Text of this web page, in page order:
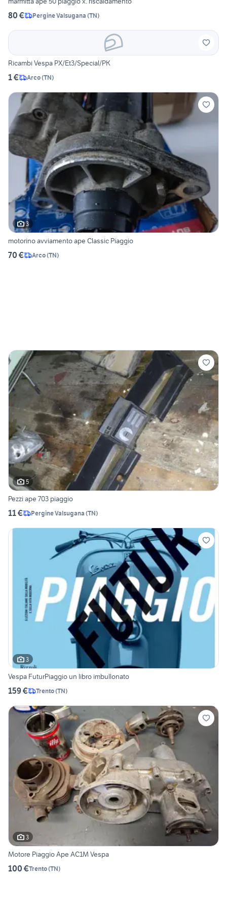
80 € Pergine Valsugana (TN)
Ricambi Vespa PX/Et3/Special/PK
1 € Arco(TN)
3
motorino avviamento ape Classic Piaggio
70 € Arco(TN)
5
Pezzi ape 703 piaggio
11 € Pergine Valsugana (TN)
3
Vespa FuturPiaggio un libro imbullonato
159 € Trento(TN)
3
Motore Piaggio Ape AC1M Vespa
100 €Trento(TN)